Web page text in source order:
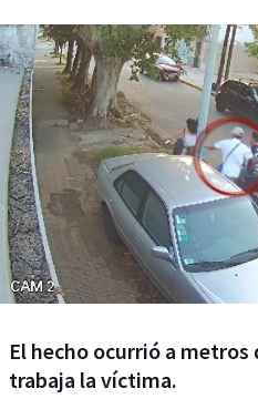
El hecho ocurrió a metros
trabaja la víctima.